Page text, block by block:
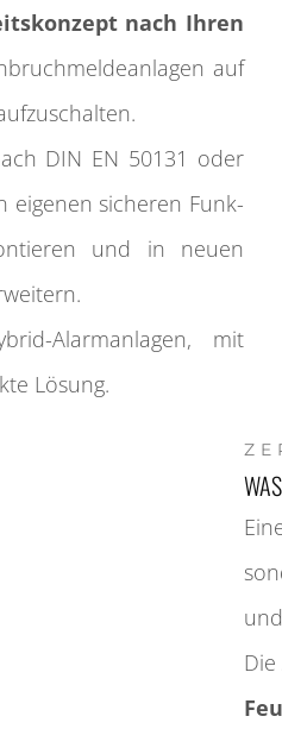
nach Ihren
auf
DIN EN 50131 oder
eigenen sicheren Funk­
und in neuen
Alarm­anlagen, mit
Lösung.